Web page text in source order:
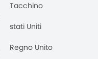
Tacchino
stati Uniti
Regno Unito